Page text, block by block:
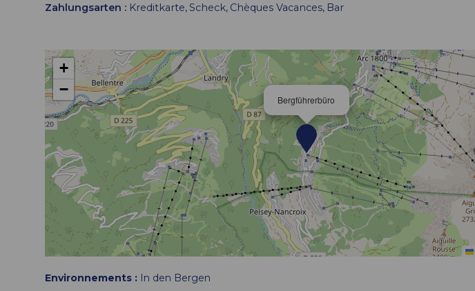
Zahlungsarten : Kreditkarte Scheck Chèques Vacances Bar
Bergführerbüro
+
−
Environnements : In den Bergen